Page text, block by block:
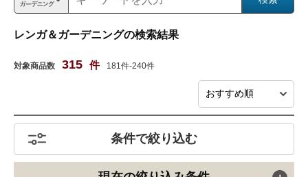
レンガ＆ガーデニングの検索結果
対象商品数 315 件 181件-240件
条件で絞り込む